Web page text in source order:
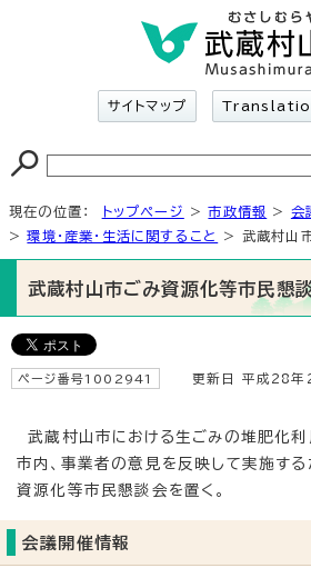
サイトマップ
現在の位置： トップページ >市政情報 > 会
>環境・産業・生活に関すること > 武蔵村山
武蔵村山市ごみ資源化等市民懇
ページ番号1002941 更新日 平成28年
武蔵村山市における生ごみの堆肥化利
市内、事業者の意見を反映して実施する
資源化等市民懇談会を置く。
会議開催情報